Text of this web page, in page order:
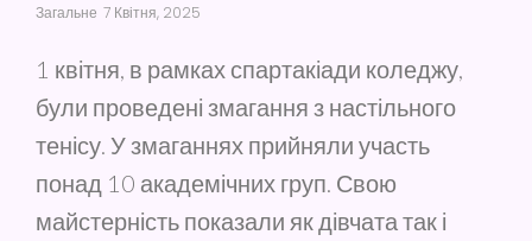
Загальне 7 Квітня, 2025
1 квітня, в рамках спартакіади коледжу,
були проведені змагання з настільного
тенісу. У змаганнях прийняли участь
понад 10 академічних груп. Свою
майстерність показали як дівчата так і